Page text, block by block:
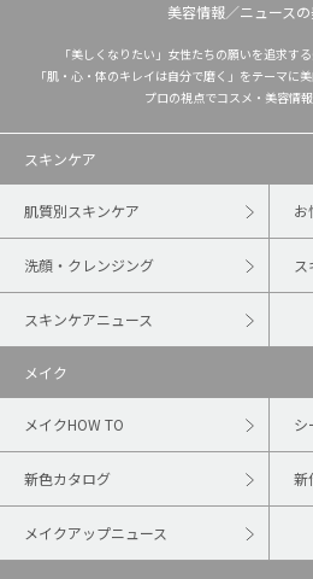
美容情報／ニュース
「美しくなりたい」女性たちの願いを追求す
「肌・心・体のキレイは自分で磨く」をテーマに
プロの視点でコスメ・美容情報
スキンケア
肌質別スキンケア お
洗顔・クレンジング
スキンケアニュース
メイク
メイクHOW TO シ
新色カタログ 新
メイクアップニュース